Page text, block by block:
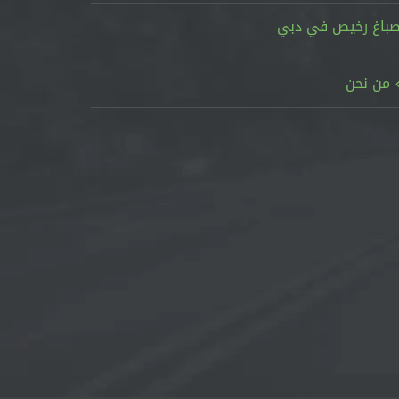
رخيص في دبي
من نحن